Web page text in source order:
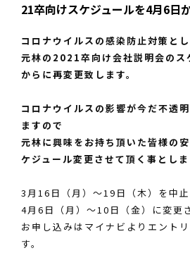
21卒向けスケジュールを4月6日
コロナウイルスの感染防止対策と
元林の2021卒向け会社説明会のス
からに再変更致します。
コロナウイルスの影響が今だ不透
ますので
元林に興味をお持ち頂いた皆様の
ケジュール変更させて頂く事としま
3月16日（月）～19日（木）を中止
4月6日（月）～10日（金）に変更
お申し込みはマイナビよりエント
す。